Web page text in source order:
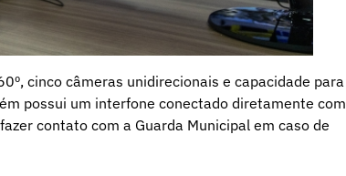
cinco câmeras unidirecionais e capacidade para
possui um interfone conectado diretamente com
contato com a Guarda Municipal em caso de